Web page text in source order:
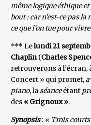
même logique éthique
bout : car n’est-ce pas la
ce que l’on tue pour
*** Lelundi 21
Chaplin(Charles
retrouverons à l’écran,
Concert » qui promet,
piano, laséanceétant
des « Grignoux ».
Synopsis: « Trois